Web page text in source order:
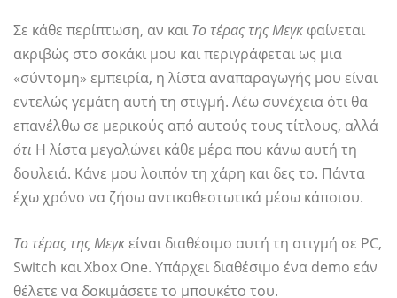
Σε κάθε περίπτωση, αν και Το τέρας της Μεγκ φαίνεται
ακριβώς στο σοκάκι μου και περιγράφεται ως μια
«σύντομη» εμπειρία, η λίστα αναπαραγωγής μου είναι
εντελώς γεμάτη αυτή τη στιγμή. Λέω συνέχεια ότι θα
επανέλθω σε μερικούς από αυτούς τους τίτλους, αλλά
ότι Η λίστα μεγαλώνει κάθε μέρα που κάνω αυτή τη
δουλειά. Κάνε μου λοιπόν τη χάρη και δες το. Πάντα
έχω χρόνο να ζήσω αντικαθεστωτικά μέσω κάποιου.
Το τέρας της Μεγκείναι διαθέσιμο αυτή τη στιγμή σε PC,
Switch και Xbox One. Υπάρχει διαθέσιμο ένα demo εάν
θέλετε να δοκιμάσετε το μπουκέτο του.